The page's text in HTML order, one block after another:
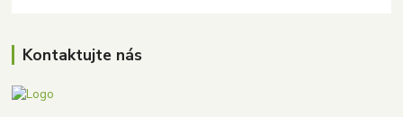
Kontaktujte nás